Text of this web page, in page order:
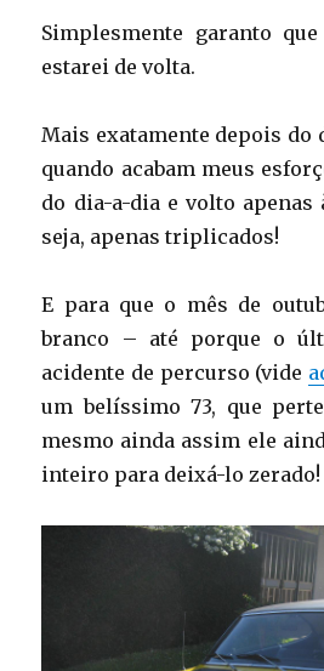
Simplesmente garanto
estarei de volta.
Mais exatamente depois do
quando acabam meus
do dia-a-dia e volto apenas
seja, apenas triplicados!
E para que o mês de
branco – até porque o
acidente de percurso (vide
um belíssimo 73, que
mesmo ainda assim ele
inteiro para deixá-lo zerado!